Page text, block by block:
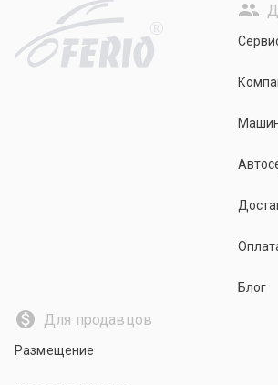
R
Блог
Для продавцов
Размещение